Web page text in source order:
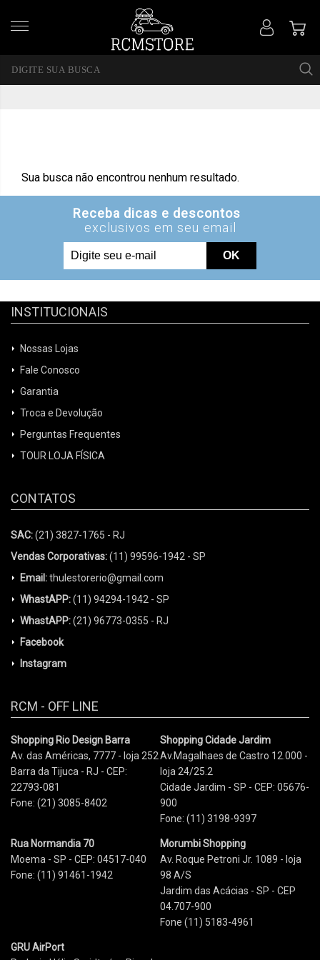
Sua busca não encontrou nenhum resultado.
INSTITUCIONAIS
Nossas Lojas
Fale Conosco
Garantia
Troca e Devolução
Perguntas Frequentes
TOUR LOJA FÍSICA
CONTATOS
SAC:(21) 3827-1765 - RJ
Vendas Corporativas:(11) 99596-1942 - SP
Email:thulestorerio@gmail.com
WhastAPP:(11) 94294-1942 - SP
WhastAPP:(21) 96773-0355 - RJ
Facebook
Instagram
RCM - OFF LINE
Shopping Rio Design Barra
Av. das Américas, 7777 - loja 252
Barra da Tijuca - RJ - CEP:
22793-081
Fone: (21) 3085-8402
Shopping Cidade Jardim
Av.Magalhaes de Castro 12.000 -
loja 24/25.2
Cidade Jardim - SP - CEP: 05676-
900
Fone: (11) 3198-9397
Rua Normandia 70
Moema - SP - CEP: 04517-040
Fone: (11) 91461-1942
Morumbi Shopping
Av. Roque Petroni Jr. 1089 - loja
98 A/S
Jardim das Acácias - SP - CEP
04.707-900
Fone (11) 5183-4961
GRU AirPort